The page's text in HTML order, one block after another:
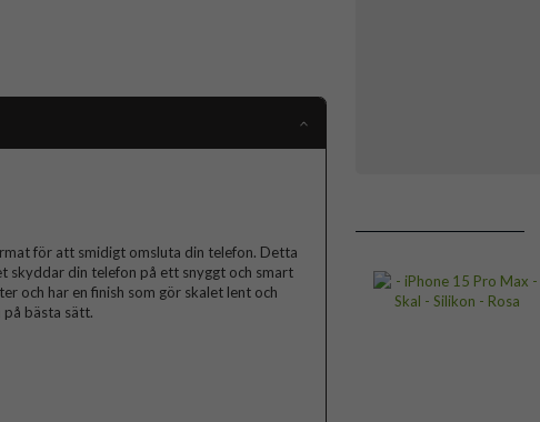
för att smidigt omsluta din telefon. Detta
skyddar din telefon på ett snyggt och smart
och har en finish som gör skalet lent och
bästa sätt.